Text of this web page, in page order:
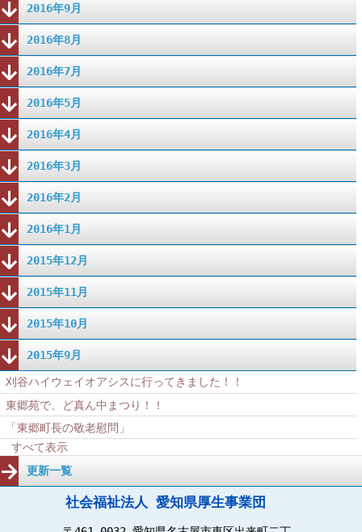
2016年9月
2016年8月
2016年7月
2016年5月
2016年4月
2016年3月
2016年2月
2016年1月
2015年12月
2015年11月
2015年10月
2015年9月
刈谷ハイウェイオアシスに行ってきました！！
東郷苑で、ど真ん中まつり！！
「東郷町長の敬老慰問」
すべて表示
更新一覧
社会福祉法人 愛知県厚生事業団